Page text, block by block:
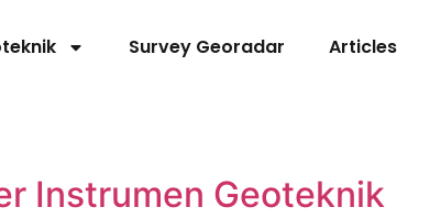
Survey Georadar Articles
Instrumen Geoteknik